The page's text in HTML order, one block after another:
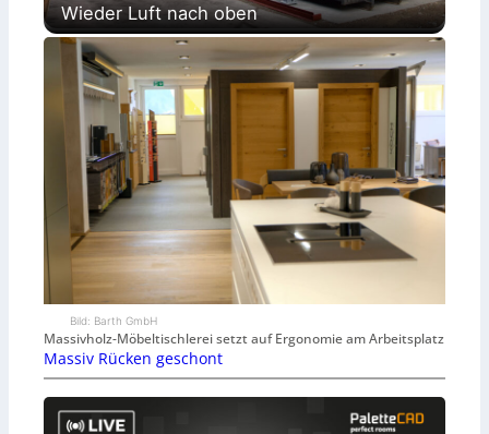
Wieder Luft nach oben
Bild: Barth GmbH
Massivholz-Möbeltischlerei setzt auf Ergonomie am Arbeitsplatz
Massiv Rücken geschont